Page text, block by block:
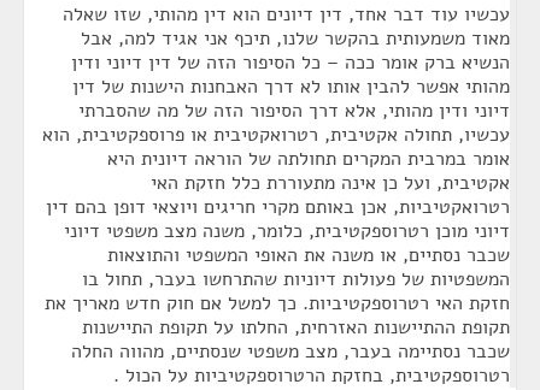
עכשיו עוד דבר אחד, דין דיונים הוא דין מהותי, שזו שאלה
מאוד משמעותית בהקשר שלנו, תיכף אני אגיד למה, אבל
הנשיא ברק אומר ככה – כל הסיפור הזה של דין דיוני ודין
מהותי אפשר להבין אותו לא דרך האבחנות הישנות של דין
דיוני ודין מהותי, אלא דרך הסיפור הזה של מה שהסברתי
עכשיו, תחולה אקטיבית, רטרואקטיבית או פרוספקטיבית, הוא
אומר במרבית המקרים תחולתה של הוראה דיונית היא
אקטיבית, ועל כן אינה מתעוררת כלל חזקת האי
רטרואקטיביות, אכן באותם מקרי חריגים ויוצאי דופן בהם דין
דיוני מוכן רטרוספקטיבית, כלומר, משנה מצב משפטי דיוני
שכבר נסתיים, או משנה את האופי המשפטי והתוצאות
המשפטיות של פעולות דיוניות שהתרחשו בעבר, תחול בו
חזקת האי רטרוספקטיביות. כך למשל אם חוק חדש מאריך את
תקופת ההתיישנות האזרחית, החלתו על תקופת התיישנות
שכבר נסתיימה בעבר, מצב משפטי שנסתיים, מהווה החלה
רטרוספקטיבית, בחזקת הרטרוספקטיביות על הכול .